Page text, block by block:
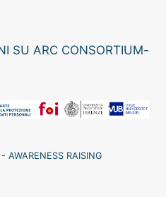
SU ARC CONSORTIUM-
AWARENESS RAISING